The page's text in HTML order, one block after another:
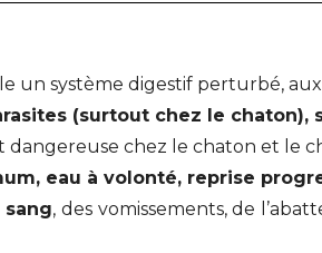
un système digestif perturbé,
(surtout chez le
dangereuse chez le chaton et le
eau à volonté, reprise
sang, des vomissements, de